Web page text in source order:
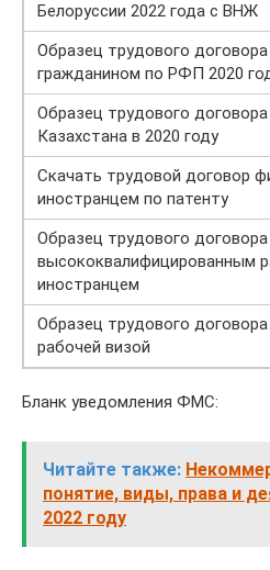
Белоруссии 2022 года с ВНЖ
Образец трудового
гражданином по РФП 2020
Образец трудового
Казахстана в 2020 году
Скачать трудовой договор
иностранцем по патенту
Образец трудового договора
высококвалифицированным
иностранцем
Образец трудового
рабочей визой
Бланк уведомления ФМС:
Читайте также:
понятие, виды, права и
2022 году